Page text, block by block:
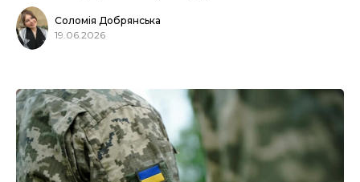
Соломія Добрянська
19.06.2026